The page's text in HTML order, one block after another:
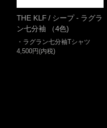
THE KLF / シープ - ラグラ
ン七分袖 （4色)
・ラグラン七分袖Tシャツ
4,500円(内税)